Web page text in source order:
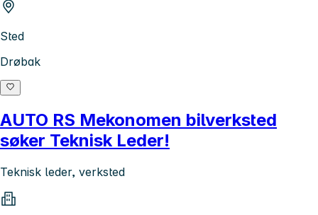
Sted
Drøbak
AUTO RS Mekonomen bilverksted
søker Teknisk Leder!
Teknisk leder, verksted